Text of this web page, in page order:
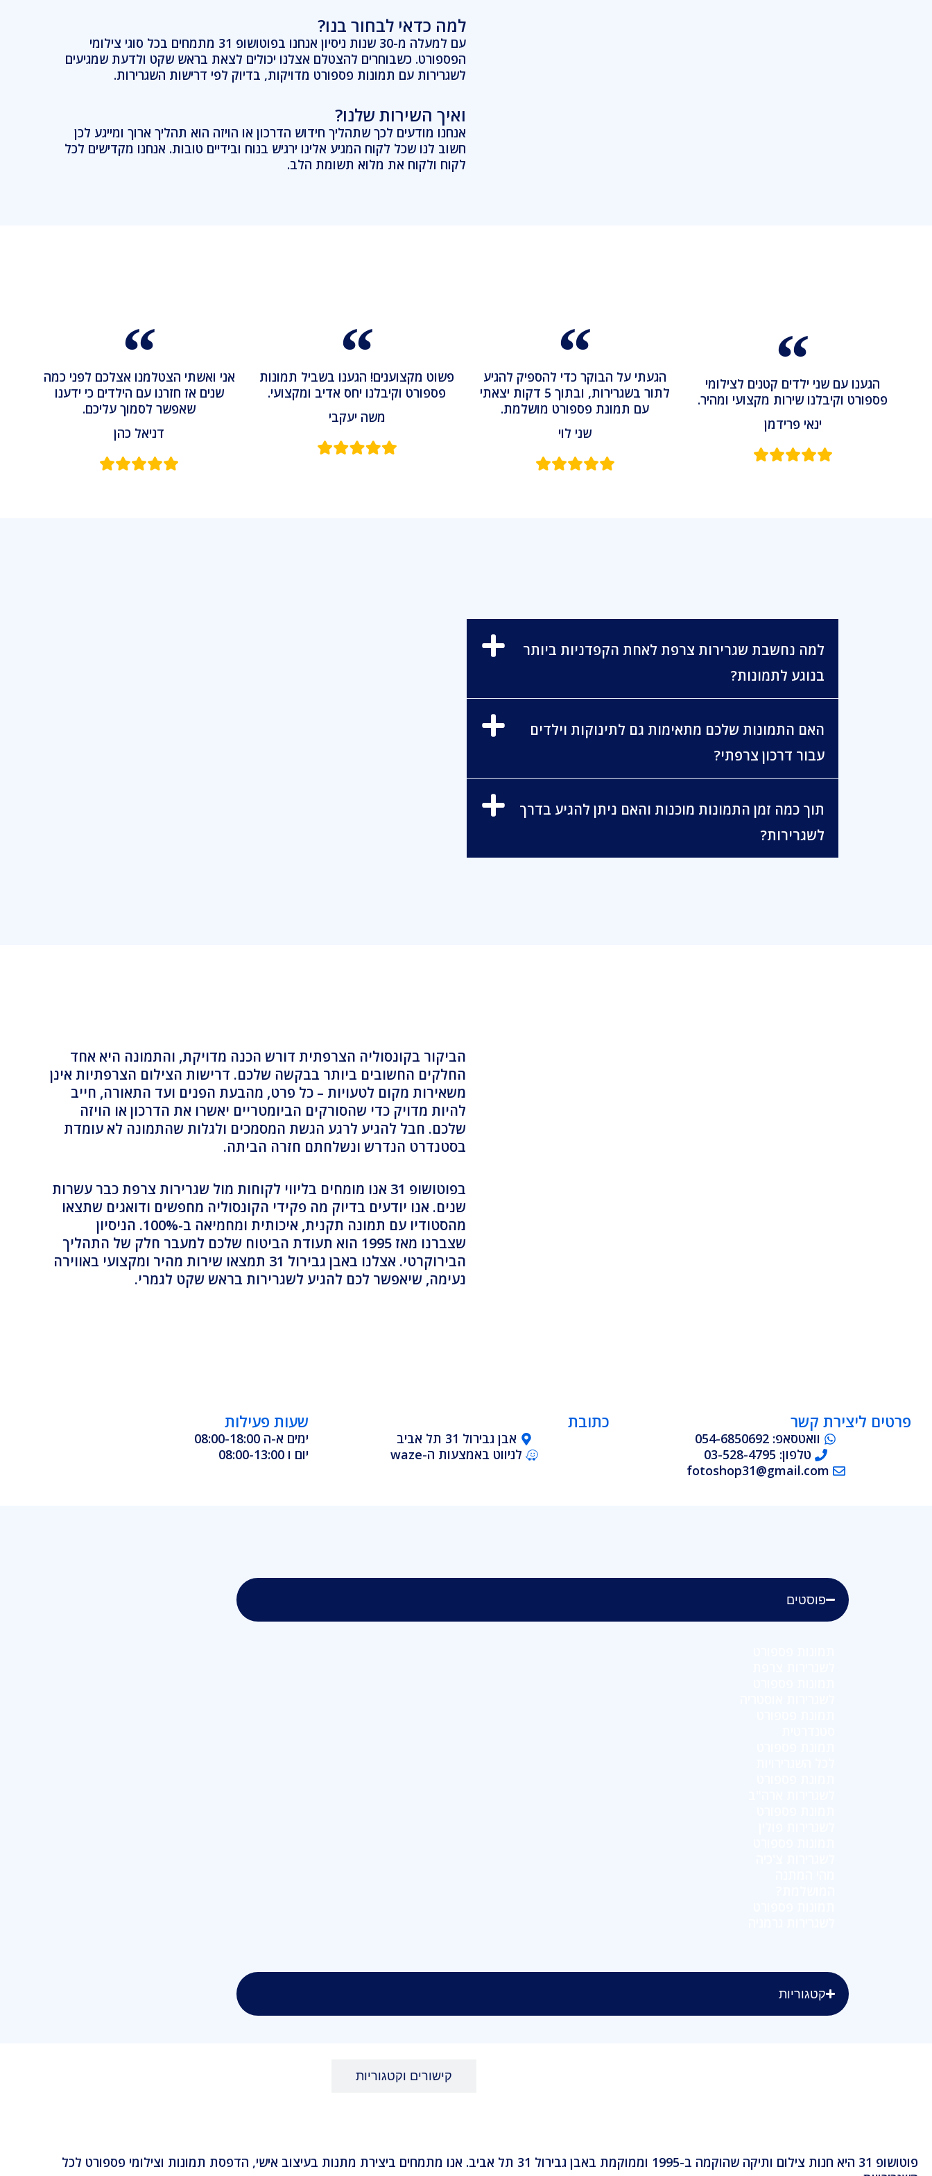
למה כדאי לבחור בנו?
עם למעלה מ-30 שנות ניסיון אנחנו בפוטושופ 31 מתמחים בכל סוגי צילומי
הפספורט. כשבוחרים להצטלם אצלנו יכולים לצאת בראש שקט ולדעת שמגיעים
לשגרירות עם תמונות פספורט מדויקות, בדיוק לפי דרישות השגרירות.
ואיך השירות שלנו?
אנחנו מודעים לכך שתהליך חידוש הדרכון או הויזה הוא תהליך ארוך ומייגע לכן
חשוב לנו שכל לקוח המגיע אלינו ירגיש בנוח ובידיים טובות. אנחנו מקדישים לכל
לקוח ולקוח את מלוא תשומת הלב.
הגענו עם שני ילדים קטנים לצילומי
פספורט וקיבלנו שירות מקצועי ומהיר.
ינאי פרידמן
הגעתי על הבוקר כדי להספיק להגיע
לתור בשגרירות, ובתוך 5 דקות יצאתי
עם תמונת פספורט מושלמת.
שני לוי
פשוט מקצוענים! הגענו בשביל תמונות
פספורט וקיבלנו יחס אדיב ומקצועי.
משה יעקבי​
אני ואשתי הצטלמנו אצלכם לפני כמה
שנים אז חזרנו עם הילדים כי ידענו
שאפשר לסמוך עליכם.
דניאל כהן
למה נחשבת שגרירות צרפת לאחת הקפדניות ביותר
בנוגע לתמונות?
האם התמונות שלכם מתאימות גם לתינוקות וילדים
עבור דרכון צרפתי?
תוך כמה זמן התמונות מוכנות והאם ניתן להגיע בדרך
לשגרירות?
הביקור בקונסוליה הצרפתית דורש הכנה מדויקת, והתמונה היא אחד
החלקים החשובים ביותר בבקשה שלכם. דרישות הצילום הצרפתיות אינן
משאירות מקום לטעויות – כל פרט, מהבעת הפנים ועד התאורה, חייב
להיות מדויק כדי שהסורקים הביומטריים יאשרו את הדרכון או הויזה
שלכם. חבל להגיע לרגע הגשת המסמכים ולגלות שהתמונה לא עומדת
בסטנדרט הנדרש ונשלחתם חזרה הביתה.
בפוטושופ 31 אנו מומחים בליווי לקוחות מול שגרירות צרפת כבר עשרות
שנים. אנו יודעים בדיוק מה פקידי הקונסוליה מחפשים ודואגים שתצאו
מהסטודיו עם תמונה תקנית, איכותית ומחמיאה ב-100%. הניסיון
שצברנו מאז 1995 הוא תעודת הביטוח שלכם למעבר חלק של התהליך
הבירוקרטי. אצלנו באבן גבירול 31 תמצאו שירות מהיר ומקצועי באווירה
נעימה, שיאפשר לכם להגיע לשגרירות בראש שקט לגמרי.
פרטים ליצירת קשר
וואטסאפ: 054-6850692
טלפון: 03-528-4795
fotoshop31@gmail.com
כתובת
אבן גבירול 31 תל אביב
לניווט באמצעות ה-waze
שעות פעילות
ימים א-ה 08:00-18:00
יום ו 08:00-13:00
פוסטים
קטגוריות
קישורים וקטגוריות
פוטושופ 31 היא חנות צילום ותיקה שהוקמה ב-1995 וממוקמת באבן גבירול 31 תל אביב. אנו מתמחים ביצירת מתנות בעיצוב אישי, הדפסת תמונות וצילומי פספורט לכל